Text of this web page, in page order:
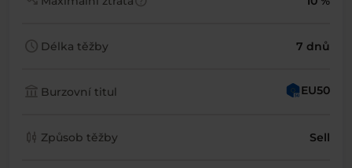
schedule Délka těžby 7 dnů
account_balance Burzovní titul EU50
candlestick_chart Způsob těžby Sell